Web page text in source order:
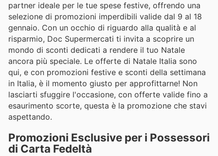
partner ideale per le tue spese festive, offrendo una
selezione di promozioni imperdibili valide dal 9 al 18
gennaio. Con un occhio di riguardo alla qualità e al
risparmio, Doc Supermercati ti invita a scoprire un
mondo di sconti dedicati a rendere il tuo Natale
ancora più speciale. Le offerte di Natale Italia sono
qui, e con promozioni festive e sconti della settimana
in Italia, è il momento giusto per approfittarne! Non
lasciarti sfuggire l'occasione, con offerte valide fino a
esaurimento scorte, questa è la promozione che stavi
aspettando.
Promozioni Esclusive per i Possessori
di Carta Fedeltà